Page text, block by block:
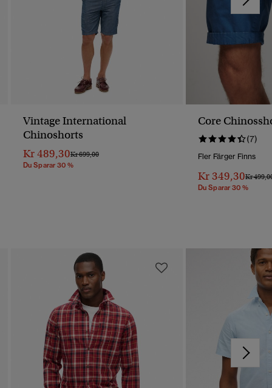
Vintage International
Chinoshorts
Kr 489,30Pris Reducerat Från
Kr 699,00Till
Du Sparar 30 %
Core
(7)
Fler Färger Finns
Kr 349,30Pris
Kr
Du Sparar 30 %